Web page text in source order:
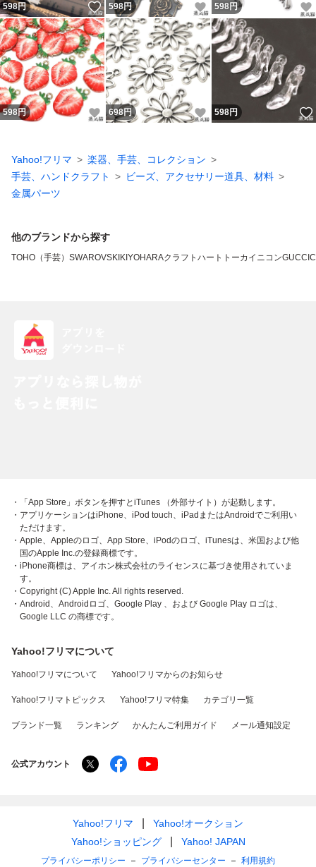
598円 いいね！
598円 いいね！
598円
598円 いいね！
698円 いいね！
598円
Yahoo!フリマ
楽器、手芸、コレクション
手芸、ハンドクラフト
ビーズ、アクセサリー道具、材料
金属パーツ
他のブランドから探す
TOHO（手芸） SWAROVSKI KIYOHARAクラフトハートトーカイ ニコンGUCCI
・「App Store」ボタンを押すとiTunes （外部サイト）が起動します。
・アプリケーションはiPhone、iPod touch、iPadまたはAndroidでご利用い
ただけます。
・Apple、Appleのロゴ、App Store、iPodのロゴ、iTunesは、米国および他
国のApple Inc.の登録商標です。
・iPhone商標は、アイホン株式会社のライセンスに基づき使用されていま
す。
・Copyright (C) Apple Inc. All rights reserved.
・Android、Androidロゴ、Google Play 、および Google Play ロゴは、
Google LLC の商標です。
Yahoo!フリマについて
Yahoo!フリマについて Yahoo!フリマからのお知らせ
Yahoo!フリマトピックス Yahoo!フリマ特集 カテゴリ一覧
ブランド一覧 ランキング かんたんご利用ガイド メール通知設定
公式アカウント
Yahoo!フリマ
Yahoo!オークション
Yahoo!ショッピング
Yahoo! JAPAN
プライバシーポリシー プライバシーセンター 利用規約